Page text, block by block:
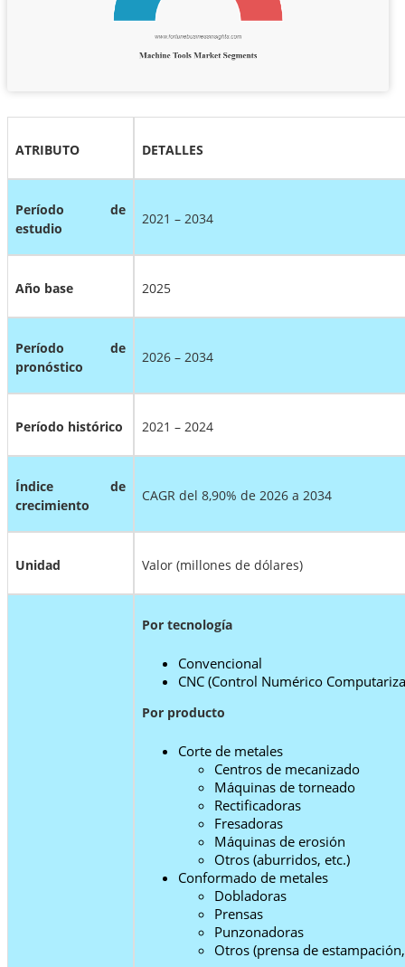
ATRIBUTO DETALLES
Período de
estudio
2021 – 2034
Año base 2025
Período de
pronóstico
2026 – 2034
Período histórico 2021 – 2024
Índice de
crecimiento
CAGR del 8,90% de 2026 a 2034
Unidad Valor (millones de dólares)
Por tecnología
Convencional
CNC (Control Numérico
Por producto
Corte de metales
Centros de mecanizado
Máquinas de torneado
Rectificadoras
Fresadoras
Máquinas de erosión
Otros (aburridos, etc.)
Conformado de metales
Dobladoras
Prensas
Punzonadoras
Otros (prensa de